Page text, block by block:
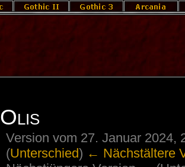
Olis
Version vom 27. Januar 2024,
(Unterschied) ← Nächstältere